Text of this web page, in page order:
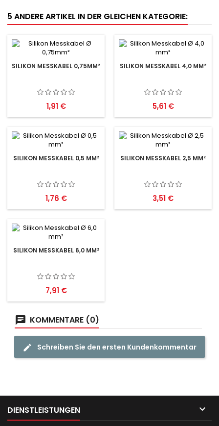
5 ANDERE ARTIKEL IN DER GLEICHEN KATEGORIE:
SILIKON MESSKABEL 0,75MM²
Preis
1,91 €
SILIKON MESSKABEL 4,0 MM²
Preis
5,61 €
SILIKON MESSKABEL 0,5 MM²
Preis
1,76 €
SILIKON MESSKABEL 2,5 MM²
Preis
3,51 €
SILIKON MESSKABEL 6,0 MM²
Preis
7,91 €
KOMMENTARE (0)
Schreiben Sie den ersten Kundenkommentar
DIENSTLEISTUNGEN 